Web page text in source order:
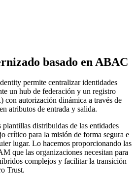
basado en ABAC
permite centralizar identidades
un hub de federación y un registro
con autorización dinámica a través de
atributos de entrada y salida.
distribuidas de las entidades
crítico para la misión de forma segura e
lugar. Lo hacemos proporcionando las
que las organizaciones necesitan para
complejos y facilitar la transición
Trust.